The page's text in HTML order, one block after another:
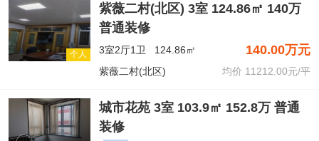
个人
紫薇二村(北区) 3室 124.86㎡ 140万
普通装修
3室2厅1卫 124.86㎡ 140.00万元
紫薇二村(北区) 均价 11212.00元/平
城市花苑 3室 103.9㎡ 152.8万 普通
装修